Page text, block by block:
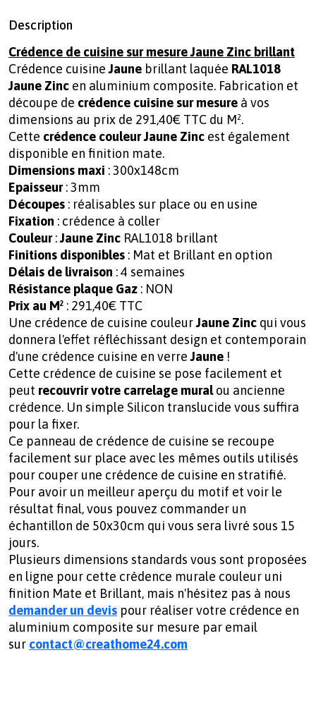
Description
Crédence de cuisine sur mesure Jaune Zinc brillant
Crédence cuisineJaune brillant laquée RAL1018
Jaune Zinc en aluminium composite. Fabrication et
découpe de crédence cuisine sur mesure à vos
dimensions au prix de 291,40€ TTC du M².
Cette crédence couleur Jaune Zinc est également
disponible en finition mate.
Dimensions maxi : 300x148cm
Epaisseur: 3mm
Découpes : réalisables sur place ou en usine
Fixation : crédence à coller
Couleur:Jaune Zinc RAL1018 brillant
Finitions disponibles : Mat et Brillant en option
Délais de livraison : 4 semaines
Résistance plaque Gaz : NON
Prix au M² : 291,40€ TTC
Une crédence de cuisine couleurJaune Zinc qui vous
donnera l'effet réfléchissant design et contemporain
d'une crédence cuisine en verreJaune !
Cette crédence de cuisine se pose facilement et
peut recouvrir votre carrelage muralou ancienne
crédence. Un simple Silicon translucide vous suffira
pour la fixer.
Ce panneau de crédence de cuisine se recoupe
facilement sur place avec les mêmes outils utilisés
pour couper une crédence de cuisine en stratifié.
Pour avoir un meilleur aperçu du motif et voir le
résultat final, vous pouvez commander un
échantillon de 50x30cm qui vous sera livré sous 15
jours.
Plusieurs dimensions standards vous sont proposées
en ligne pour cette crédence murale couleur uni
finition Mate et Brillant, mais n'hésitez pas à nous
demander un devis pour réaliser votre crédence en
aluminium composite sur mesure par email
sur contact@creathome24.com